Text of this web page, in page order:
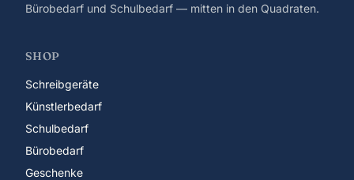
Bürobedarf und Schulbedarf — mitten in den Quadraten.
SHOP
Schreibgeräte
Künstlerbedarf
Schulbedarf
Bürobedarf
Geschenke